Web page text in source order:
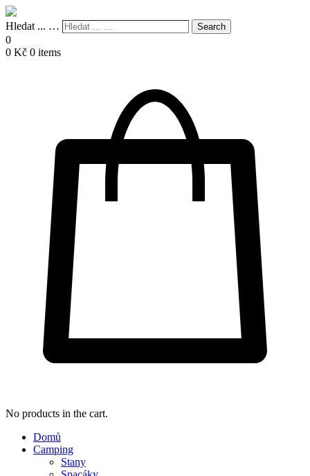
Hledat ... … Search
0
0 Kč 0 items
No products in the cart.
Domů
Camping
Stany